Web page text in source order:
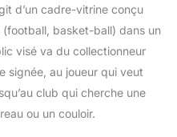
en valeur votre
d'équipe. Deux
sont inclus.
sportive
est parfait pour
et présenter
d’un cadre-vitrine conçu
basket-ball) dans un
visé va du collectionneur
signée, au joueur qui veut
club qui cherche une
ou un couloir.